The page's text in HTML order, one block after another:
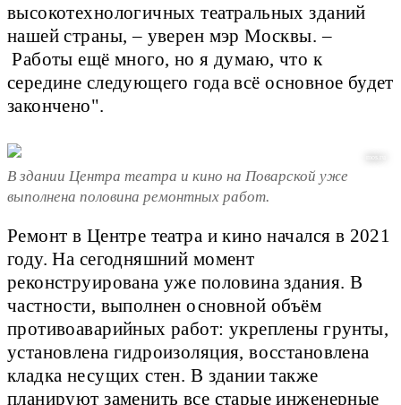
высокотехнологичных театральных зданий
нашей страны, – уверен мэр Москвы. –
Работы ещё много, но я думаю, что к
середине следующего года всё основное будет
закончено".
В здании Центра театра и кино на Поварской уже
выполнена половина ремонтных работ.
Ремонт в Центре театра и кино начался в 2021
году. На сегодняшний момент
реконструирована уже половина здания. В
частности, выполнен основной объём
противоаварийных работ: укреплены грунты,
установлена гидроизоляция, восстановлена
кладка несущих стен. В здании также
планируют заменить все старые инженерные